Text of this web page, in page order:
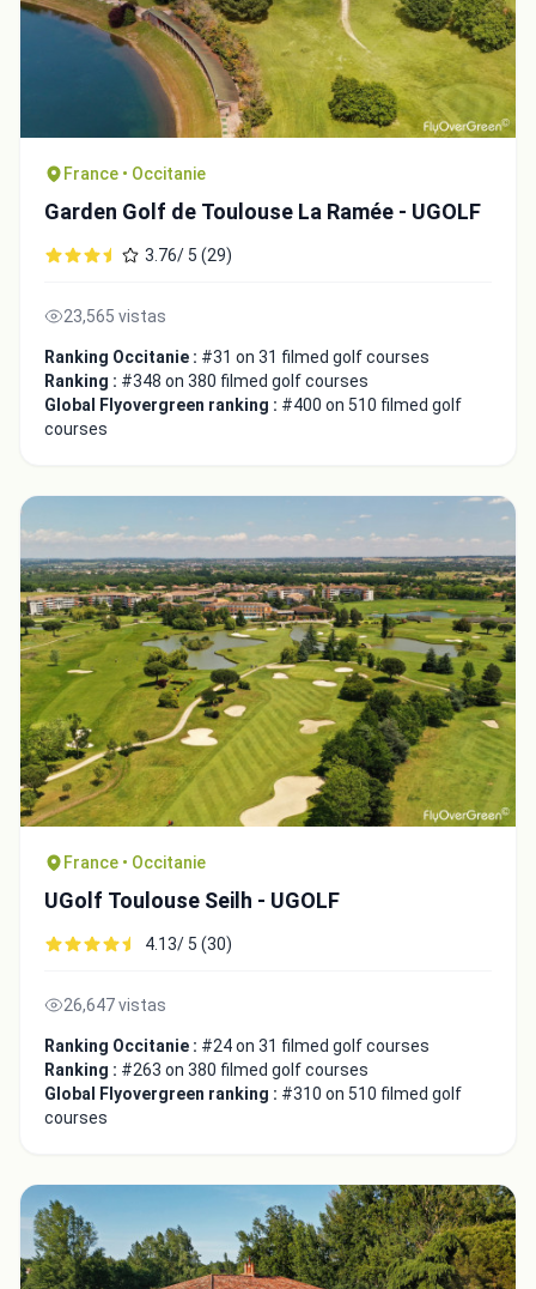
France • Occitanie
Garden Golf de Toulouse La Ramée - UGOLF
3.76/ 5 (29)
23,565 vistas
Ranking Occitanie : #31 on 31 filmed golf courses
Ranking : #348 on 380 filmed golf courses
Global Flyovergreen ranking : #400 on 510 filmed golf
courses
France • Occitanie
UGolf Toulouse Seilh - UGOLF
4.13/ 5 (30)
26,647 vistas
Ranking Occitanie : #24 on 31 filmed golf courses
Ranking : #263 on 380 filmed golf courses
Global Flyovergreen ranking : #310 on 510 filmed golf
courses